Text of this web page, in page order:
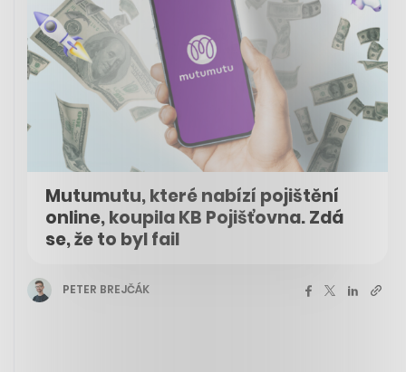
Mutumutu, které nabízí pojištění
online, koupila KB Pojišťovna. Zdá
se, že to byl fail
PETER BREJČÁK